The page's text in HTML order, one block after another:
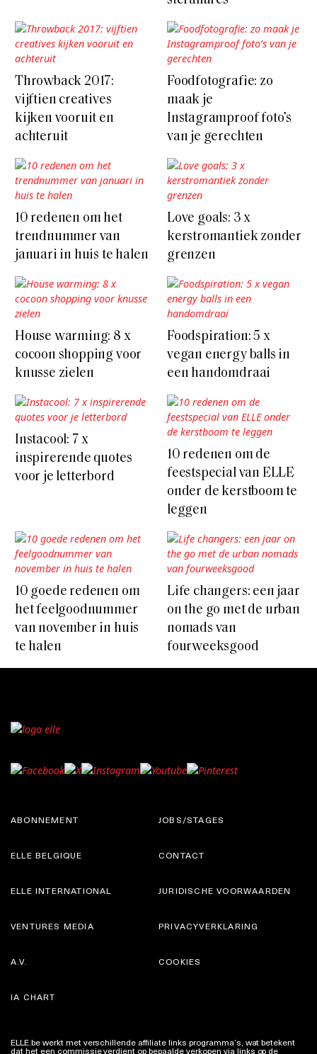
Throwback 2017:
vijftien creatives
kijken vooruit en
achteruit
Foodfotografie: zo
maak je
Instagramproof foto’s
van je gerechten
10 redenen om het
trendnummer van
januari in huis te halen
Love goals: 3 x
kerstromantiek zonder
grenzen
House warming: 8 x
cocoon shopping voor
knusse zielen
Foodspiration: 5 x
vegan energy balls in
een handomdraai
Instacool: 7 x
inspirerende quotes
voor je letterbord
10 redenen om de
feestspecial van ELLE
onder de kerstboom te
leggen
10 goede redenen om
het feelgoodnummer
van november in huis
te halen
Life changers: een jaar
on the go met de urban
nomads van
fourweeksgood
ABONNEMENT
ELLE BELGIQUE
JOBS/STAGES
CONTACT
ELLE INTERNATIONAL
VENTURES MEDIA
JURIDISCHE VOORWAARDEN
PRIVACYVERKLARING
A.V.
IA CHART
COOKIES
ELLE.be werkt met verschillende affiliate links programma’s, wat betekent
dat het een commissie verdient op bepaalde verkopen via links op de